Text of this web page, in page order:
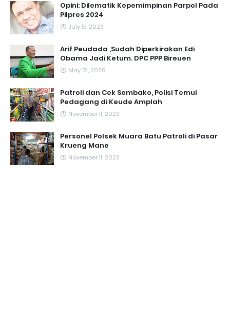
Opini: Dilematik Kepemimpinan Parpol Pada
Pilpres 2024
July 15, 2023
Arif Peudada ,Sudah Diperkirakan Edi
Obama Jadi Ketum. DPC PPP Bireuen
May 01, 2026
Patroli dan Cek Sembako, Polisi Temui
Pedagang di Keude Amplah
November 11, 2023
Personel Polsek Muara Batu Patroli di Pasar
Krueng Mane
November 11, 2023